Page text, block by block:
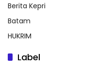
Berita Kepri
Batam
HUKRIM
Label